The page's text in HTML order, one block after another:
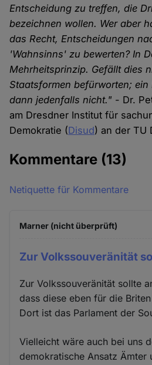
Entscheidung zu treffen, die
bezeichnen wollen. Wer aber
das Recht, Entscheidungen
'Wahnsinns' zu bewerten? In
Mehrheitsprinzip. Gefällt dies
Staatsformen befürworten; ein
dann jedenfalls nicht." - Dr.
am Dresdner Institut für
Demokratie (Disud) an der TU
Kommentare (13)
Netiquette für Kommentare
Marner (nicht überprüft)
Zur Volkssouveränität
Zur Volkssouveränität sollte
dass diese eben für die
Dort ist das Parlament der
Vielleicht wäre auch bei uns
demokratische Ansatz Ämter